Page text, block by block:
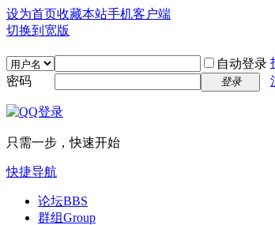
设为首页收藏本站手机客户端
切换到宽版
自动登录
密码
登录
只需一步，快速开始
快捷导航
论坛BBS
群组Group